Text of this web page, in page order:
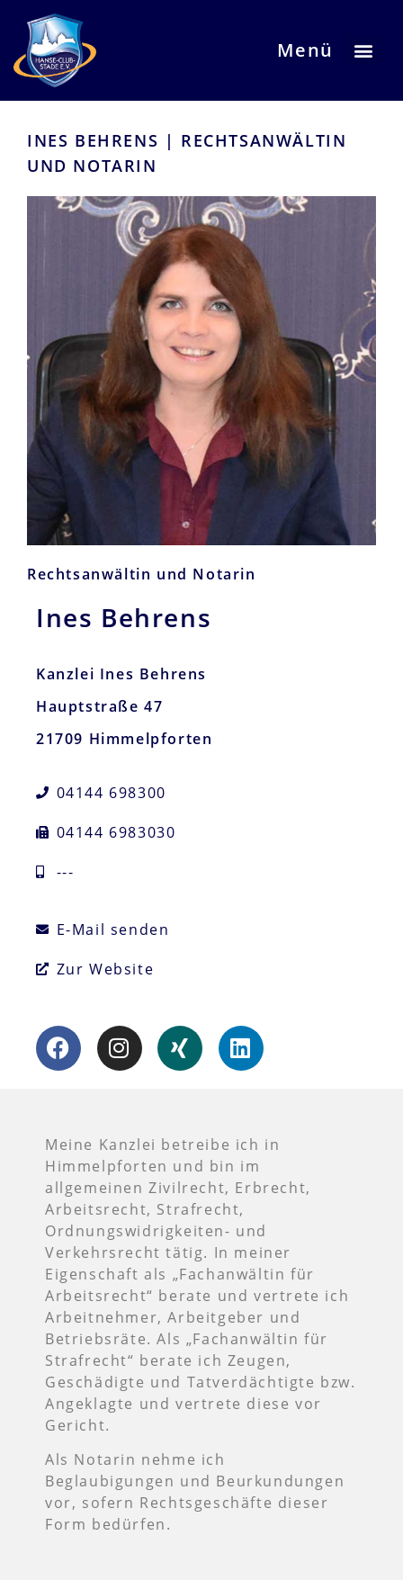
Menü
INES BEHRENS | RECHTSANWÄLTIN
UND NOTARIN
Ines Behrens
Kanzlei Ines Behrens
Hauptstraße 47
21709 Himmelpforten
04144 698300
04144 6983030
---
E-Mail senden
Zur Website
Rechtsanwältin und Notarin
Meine Kanzlei betreibe ich in
Himmelpforten und bin im
allgemeinen Zivilrecht, Erbrecht,
Arbeitsrecht, Strafrecht,
Ordnungswidrigkeiten- und
Verkehrsrecht tätig. In meiner
Eigenschaft als „Fachanwältin für
Arbeitsrecht“ berate und vertrete ich
Arbeitnehmer, Arbeitgeber und
Betriebsräte. Als „Fachanwältin für
Strafrecht“ berate ich Zeugen,
Geschädigte und Tatverdächtigte bzw.
Angeklagte und vertrete diese vor
Gericht.
Als Notarin nehme ich
Beglaubigungen und Beurkundungen
vor, sofern Rechtsgeschäfte dieser
Form bedürfen.